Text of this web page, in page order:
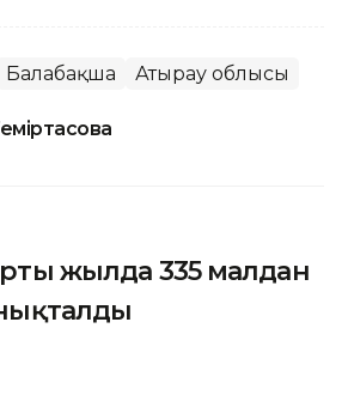
Балабақша Атырау облысы
жылда 335 малдан